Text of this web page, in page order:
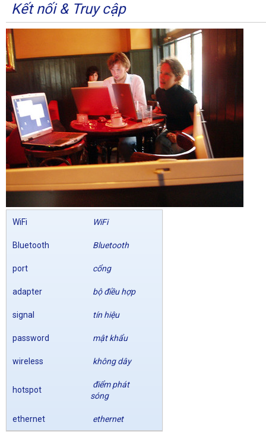
Kết nối & Truy cập
WiFi WiFi
Bluetooth Bluetooth
port cổng
adapter bộ điều hợp
signal tín hiệu
password mật khẩu
wireless không dây
hotspot
điểm phát
sóng
ethernet ethernet